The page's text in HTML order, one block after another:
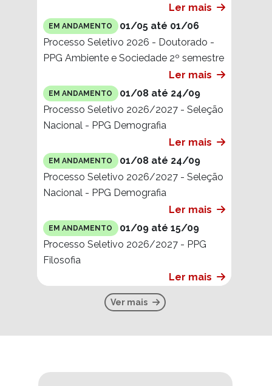
Ler mais
EM ANDAMENTO
01/05 até 01/06
Processo Seletivo 2026 - Doutorado -
PPG Ambiente e Sociedade 2º semestre
Ler mais
EM ANDAMENTO
01/08 até 24/09
Processo Seletivo 2026/2027 - Seleção
Nacional - PPG Demografia
Ler mais
EM ANDAMENTO
01/08 até 24/09
Processo Seletivo 2026/2027 - Seleção
Nacional - PPG Demografia
Ler mais
EM ANDAMENTO
01/09 até 15/09
Processo Seletivo 2026/2027 - PPG
Filosofia
Ler mais
Ver mais